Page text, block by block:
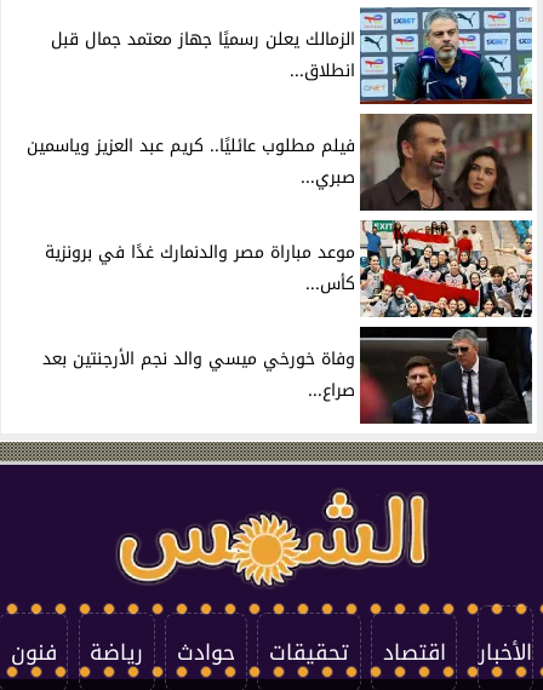
الزمالك يعلن رسميًا جهاز معتمد جمال قبل
انطلاق...
فيلم مطلوب عائليًا.. كريم عبد العزيز وياسمين
صبري...
موعد مباراة مصر والدنمارك غدًا في برونزية
كأس...
وفاة خورخي ميسي والد نجم الأرجنتين بعد
صراع...
الأخبار اقتصاد تحقيقات حوادث رياضة فنون